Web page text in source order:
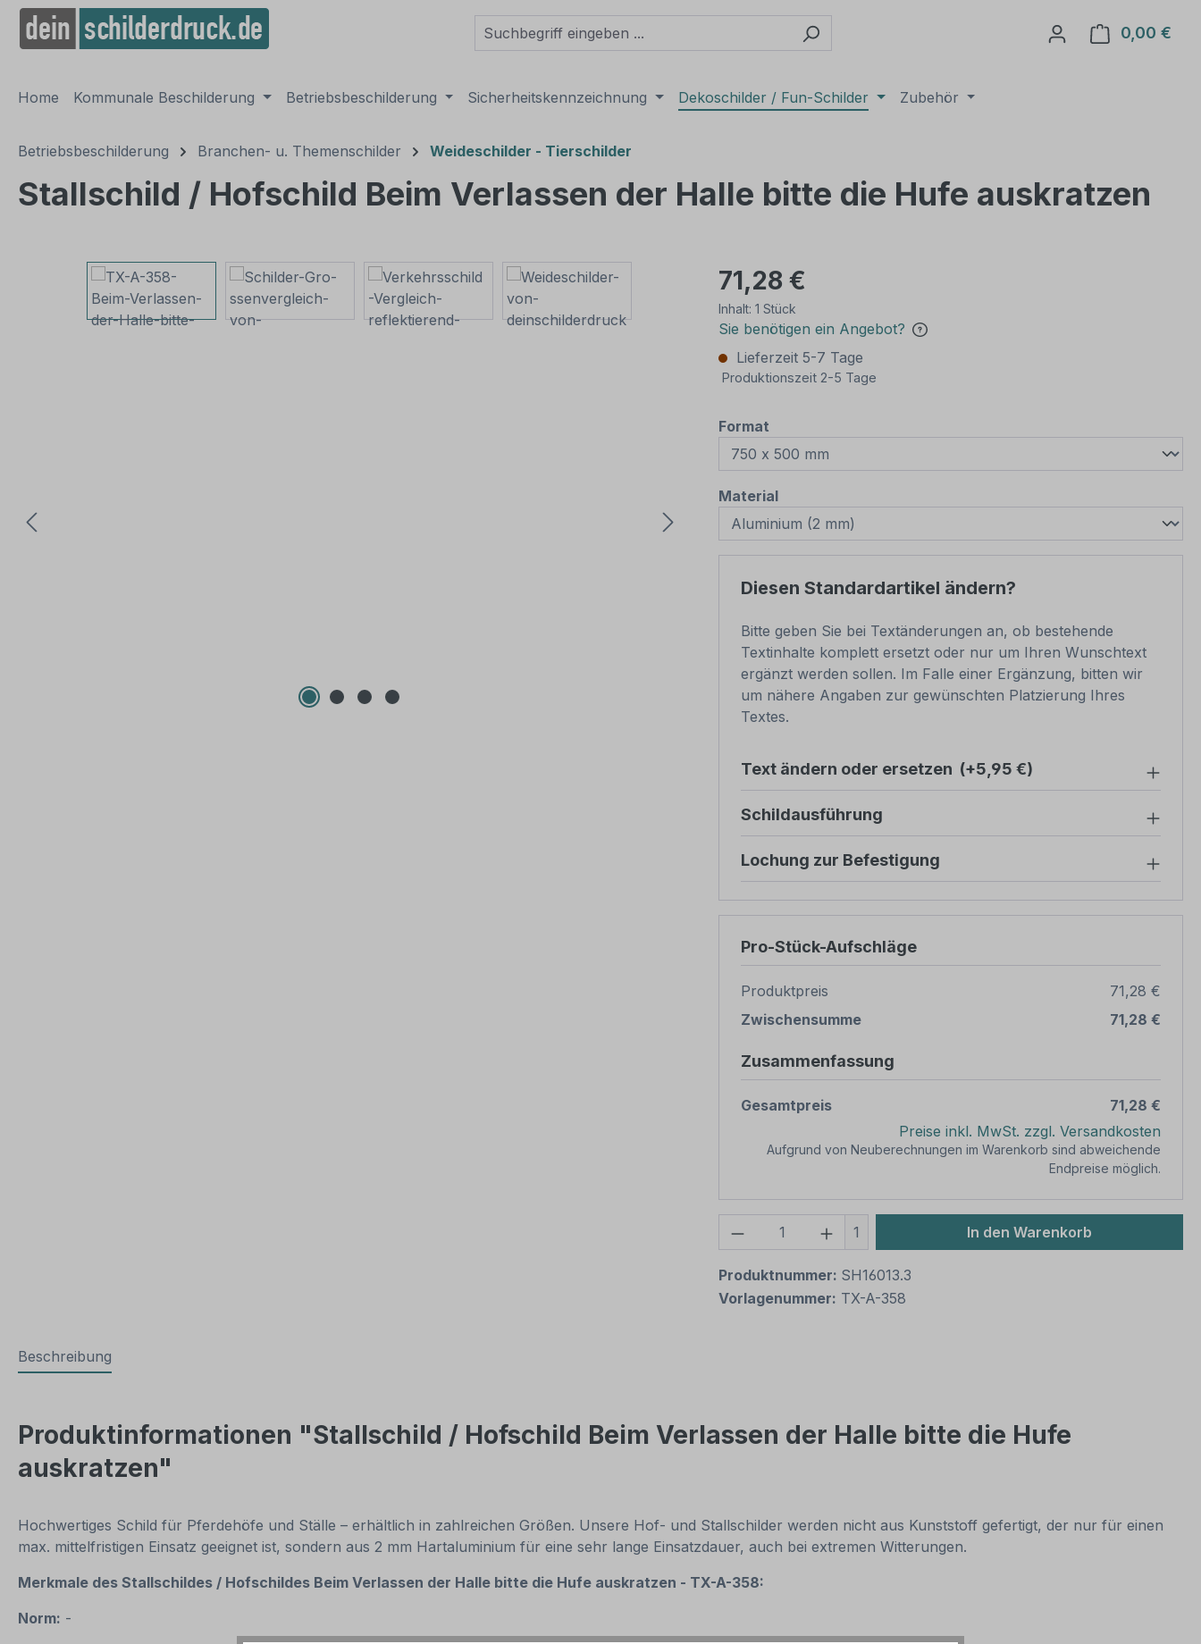
Zur Hauptnavigation springen
0,00 €
Home Kommunale Beschilderung Betriebsbeschilderung Sicherheitskennzeichnung Dekoschilder / Fun-Schilder Zubehör
Betriebsbeschilderung Branchen- u. Themenschilder Weideschilder - Tierschilder
Stallschild / Hofschild Beim Verlassen der Halle bitte die Hufe auskratzen
Bildergalerie überspringen 71,28 €
Inhalt: 1 Stück
Sie benötigen ein Angebot?
Lieferzeit 5-7 Tage
Produktionszeit 2-5 Tage
Format
Materialauswählen
Diesen Standardartikel ändern?
Bitte geben Sie bei Textänderungen an, ob bestehende
Textinhalte komplett ersetzt oder nur um Ihren Wunschtext
ergänzt werden sollen. Im Falle einer Ergänzung, bitten wir
um nähere Angaben zur gewünschten Platzierung Ihres
Textes.
Text ändern oder ersetzen (+5,95 €)
Schildausführung
Lochung zur Befestigung
Pro-Stück-Aufschläge
Produktpreis
71,28 €
Zwischensumme
71,28 €
Zusammenfassung
Gesamtpreis
71,28 €
Preise inkl. MwSt. zzgl. Versandkosten
Aufgrund von Neuberechnungen im Warenkorb sind abweichende
Endpreise möglich.
Produkt Anzahl: Gib den gewünschten Wert
1 In den Warenkorb
Produktnummer: SH16013.3
Vorlagenummer: TX-A-358
Beschreibung
Produktinformationen "Stallschild / Hofschild Beim Verlassen der Halle bitte die Hufe
auskratzen"
Hochwertiges Schild für Pferdehöfe und Ställe – erhältlich in zahlreichen Größen. Unsere Hof- und Stallschilder werden nicht aus Kunststoff gefertigt, der nur für einen
max. mittelfristigen Einsatz geeignet ist, sondern aus 2 mm Hartaluminium für eine sehr lange Einsatzdauer, auch bei extremen Witterungen.
Merkmale des Stallschildes / Hofschildes Beim Verlassen der Halle bitte die Hufe auskratzen - TX-A-358:
Norm: -